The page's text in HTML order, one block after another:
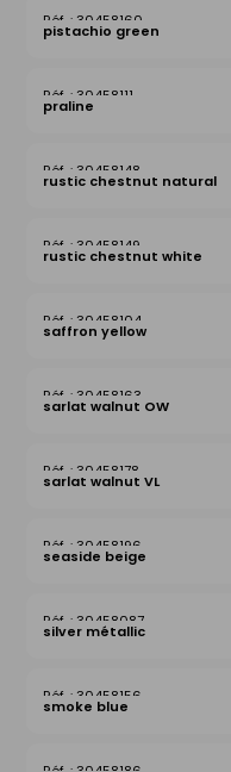
30458160
pistachio green
30458111
praline
30458148
rustic chestnut natural
30458149
rustic chestnut white
30458104
saffron yellow
30458163
sarlat walnut OW
30458178
sarlat walnut VL
30458196
seaside beige
30458087
silver métallic
30458156
smoke blue